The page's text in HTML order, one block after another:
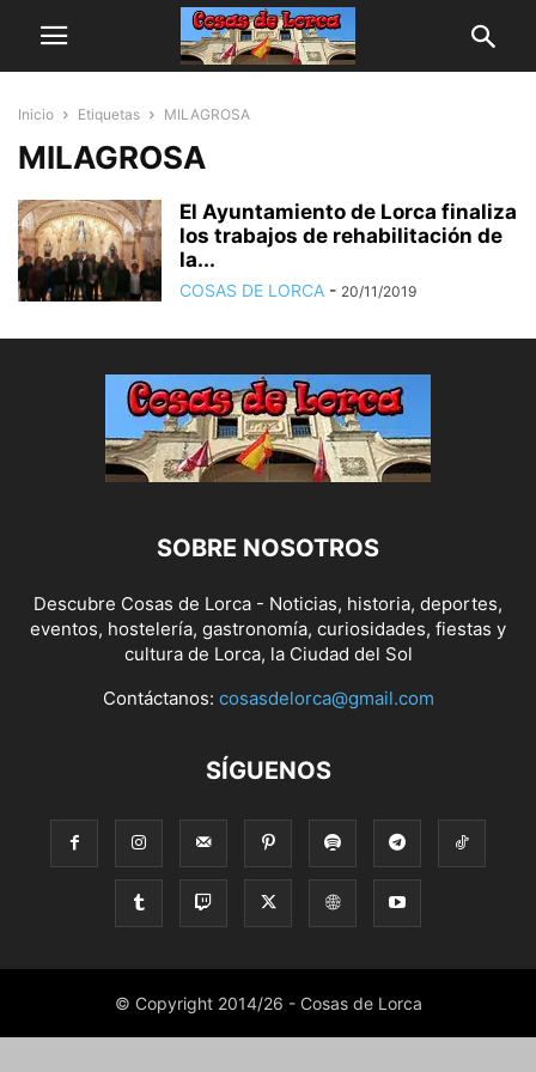
Inicio Etiquetas MILAGROSA
MILAGROSA
El Ayuntamiento de Lorca finaliza
los trabajos de rehabilitación de
la...
COSAS DE LORCA - 20/11/2019
SOBRE NOSOTROS
Descubre Cosas de Lorca - Noticias, historia, deportes,
eventos, hostelería, gastronomía, curiosidades, fiestas y
cultura de Lorca, la Ciudad del Sol
Contáctanos: cosasdelorca@gmail.com
SÍGUENOS
© Copyright 2014/26 - Cosas de Lorca